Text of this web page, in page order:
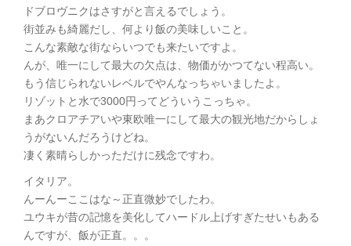
ドブロヴニクはさすがと言えるでしょう。
街並みも綺麗だし、何より飯の美味しいこと。
こんな素敵な街ならいつでも来たいですよ。
んが、唯一にして最大の欠点は、物価がかつてない程高い。
もう信じられないレベルでやんなっちゃいましたよ。
リゾットと水で3000円ってどういうこっちゃ。
まあクロアチアいや東欧唯一にして最大の観光地だからしょ
うがないんだろうけどね。
凄く素晴らしかっただけに残念ですわ。
イタリア。
んーんーここはな～正直微妙でしたわ。
ユウキが昔の記憶を美化してハードル上げすぎたせいもある
んですが、飯が正直。。。